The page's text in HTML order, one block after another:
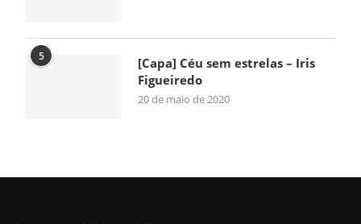
5
[Capa] Céu sem estrelas – Iris
Figueiredo
20 de maio de 2020